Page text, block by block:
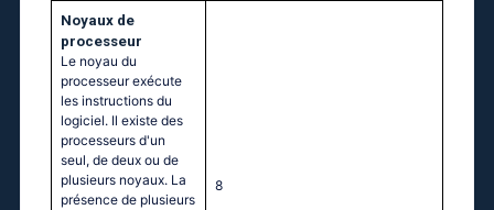
Noyaux de
processeur
Le noyau du
processeur exécute
les instructions du
logiciel. Il existe des
processeurs d'un
seul, de deux ou de
plusieurs noyaux. La
présence de plusieurs
8